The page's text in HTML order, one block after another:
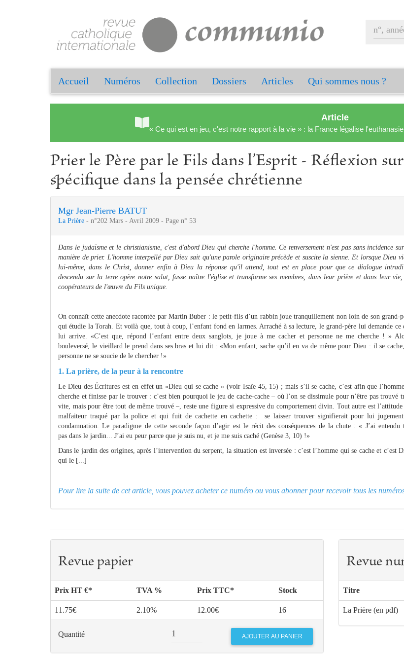
Accueil Numéros Collection Dossiers Articles Qui sommes nous ?
Article
« Ce qui est en jeu, c'est notre rapport à la vie » : la France légalise
Prier le Père par le Fils dans l’Esprit - Réflexion
spécifique dans la pensée chrétienne
Mgr Jean-Pierre BATUT
La Prière - n°202 Mars - Avril 2009 - Page n° 53
Dans le judaïsme et le christianisme, c'est d'abord Dieu qui cherche l'homme. Ce renversement n'est pas sans incidence
manière de prier. L'homme interpellé par Dieu sait qu'une parole originaire précède et suscite la sienne. Et lorsque Dieu
lui-même, dans le Christ, donner enfin à Dieu la réponse qu'il attend, tout est en place pour que ce dialogue
descendu sur la terre opère notre salut, fasse naître l'église et transforme ses membres, dans leur prière et dans leur
coopérateurs de l'œuvre du Fils unique.
On connaît cette anecdote racontée par Martin Buber : le petit-fils d’un rabbin joue tranquillement non loin de son grand-
qui étudie la Torah. Et voilà que, tout à coup, l’enfant fond en larmes. Arraché à sa lecture, le grand-père lui demande ce
lui arrive. «C’est que, répond l’enfant entre deux sanglots, je joue à me cacher et personne ne me cherche ! »
bouleversé, le vieillard le prend dans ses bras et lui dit : «Mon enfant, sache qu’il en va de même pour Dieu : il se
personne ne se soucie de le chercher !»
1. La prière, de la peur à la rencontre
Le Dieu des Écritures est en effet un «Dieu qui se cache » (voir Isaïe 45, 15) ; mais s’il se cache, c’est afin que
cherche et finisse par le trouver : c’est bien pourquoi le jeu de cache-cache – où l’on se dissimule pour n’être pas trouvé
vite, mais pour être tout de même trouvé –, reste une figure si expressive du comportement divin. Tout autre est
malfaiteur traqué par la police et qui fuit de cachette en cachette : se laisser trouver signifierait pour lui
condamnation. Le paradigme de cette seconde façon d’agir est le récit des conséquences de la chute : « J’ai entendu
pas dans le jardin... J’ai eu peur parce que je suis nu, et je me suis caché (Genèse 3, 10) !»
Dans le jardin des origines, après l’intervention du serpent, la situation est inversée : c’est l’homme qui se cache et c’est
qui le [...]
Pour lire la suite de cet article, vous pouvez acheter ce numéro ou vous abonner pour recevoir tous les
Revue papier
Prix HT €* TVA % Prix TTC* Stock
11.75€ 2.10% 12.00€ 16
Quantité
Revue
Titre
La Prière (en pdf)